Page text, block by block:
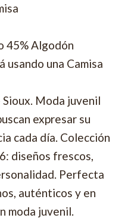
45% Algodón
una Camisa
Moda juvenil
expresar su
cada día. Colección
diseños frescos,
Perfecta
auténticos y en
moda juvenil.